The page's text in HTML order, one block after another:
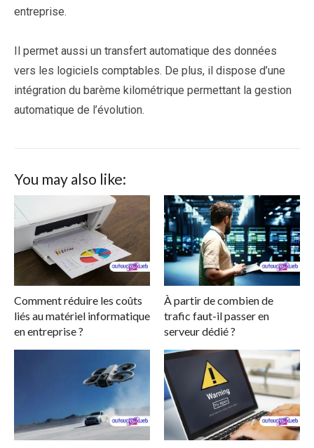
entreprise.
Il permet aussi un transfert automatique des données
vers les logiciels comptables. De plus, il dispose d’une
intégration du barème kilométrique permettant la gestion
automatique de l’évolution.
You may also like:
Comment réduire les coûts
liés au matériel informatique
en entreprise ?
À partir de combien de
trafic faut-il passer en
serveur dédié ?